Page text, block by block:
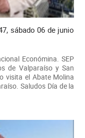
sábado 06 de junio
Económina. SEP
de Valparaíso y San
visita el Abate Molina
Saludos Día de la